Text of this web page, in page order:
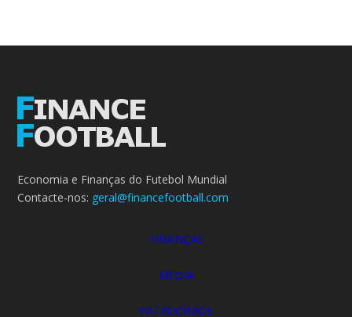
Economia e Finanças do Futebol Mundial
Contacte-nos: geral@financefootball.com
FINANÇAS
MEDIA
PATROCÍNIOS